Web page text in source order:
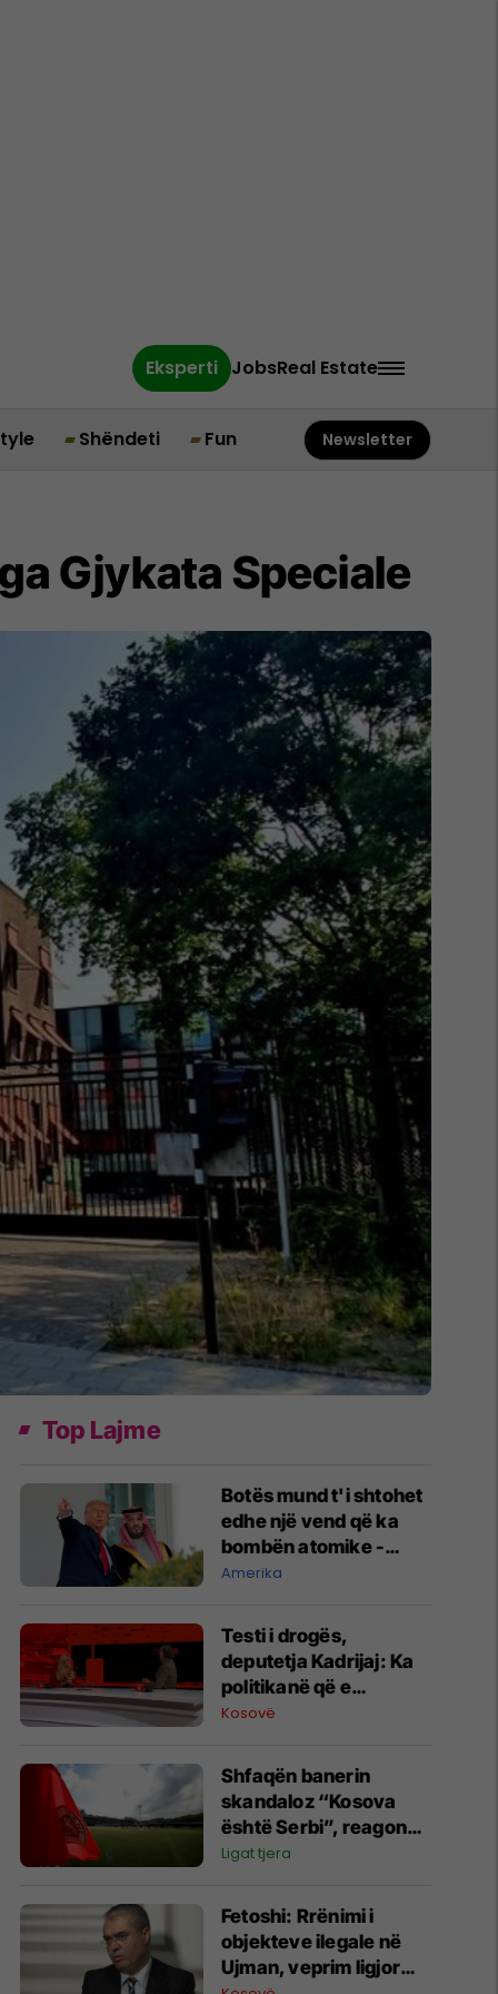
Eksperti JobsReal Estate
Shëndeti Fun Newsletter
Gjykata Speciale
Top Lajme
Botës mund t'i shtohet
edhe një vend që ka
bombën atomike -
SHBA-ja ndihmon
pasurimin e uraniumit
Amerika
Testi i drogës,
deputetja Kadrijaj: Ka
politikanë që e
përdorin, shihen prej
Kosovë
Shfaqën banerin
skandaloz “Kosova
është Serbi”, reagon
Larne: Nuk ishte tifoz i
në sport
Ligat tjera
Fetoshi: Rrënimi i
objekteve ilegale në
Ujman, veprim ligjor